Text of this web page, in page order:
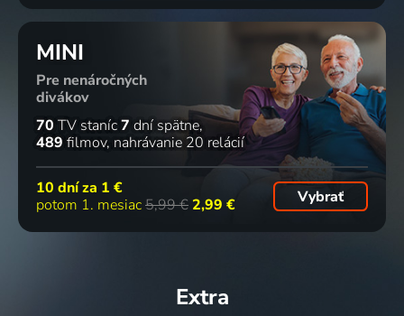
MINI
Pre nenáročných
divákov
70 TV staníc7 dní spätne
489 filmov nahrávanie 20 relácií
10 dní za 1 €
potom 1. mesiac5,99 € 2,99 € Vybrať
Extra